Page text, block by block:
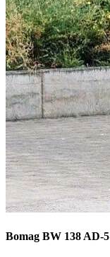
Bomag BW 138 AD-5